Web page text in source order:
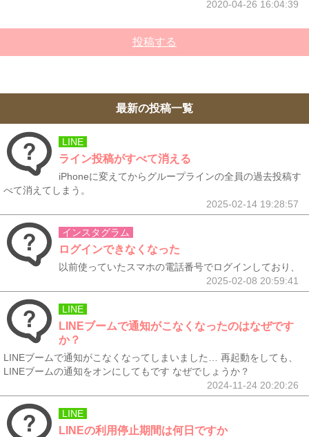
2020-04-26 16:04:39
投稿する
最新の投稿一覧
LINE
ライン投稿がすべて消える
iPhoneに変えてからグループラインの全員の過去投稿す
べて消えてしまう。
2025-02-14 19:28:57
インスタグラム
ログインできなくなった
以前使っていたスマホの電話番号でログインしており、
2025-02-08 20:59:41
LINE
LINEブームで通知がこなくなったのはなぜです
か？
LINEブームで通知がこなくなってしまいました… 再起動をしても、
LINEブームの通知をオンにしてもです なぜでしょうか？
2024-11-24 20:20:26
LINE
LINEの利用停止期間は何日ですか